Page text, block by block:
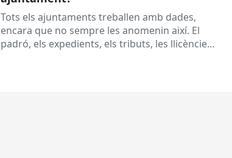
Tots els ajuntaments treballen amb dades,
encara que no sempre les anomenin així. El
padró, els expedients, els tributs, les llicències,